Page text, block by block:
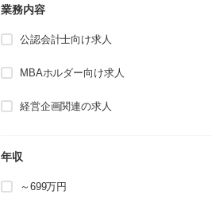
業務内容
公認会計士向け求人
MBAホルダー向け求人
経営企画関連の求人
年収
～699万円